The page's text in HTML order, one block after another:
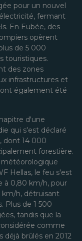
pour un nouvel
fermant
En Eubée, des
opèrent
de 5 000
touristiques.
des zones
infrastructures et
ont également été
d'une
qui s'est déclaré
dont 14 000
forestière.
météorologique
Hellas, le feu s'est
à 0,80 km/h, pour
km/h, détruisant
Plus de 1 500
tandis que la
comme
brûlés en 2012